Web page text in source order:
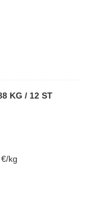
KG / 12 ST
kg